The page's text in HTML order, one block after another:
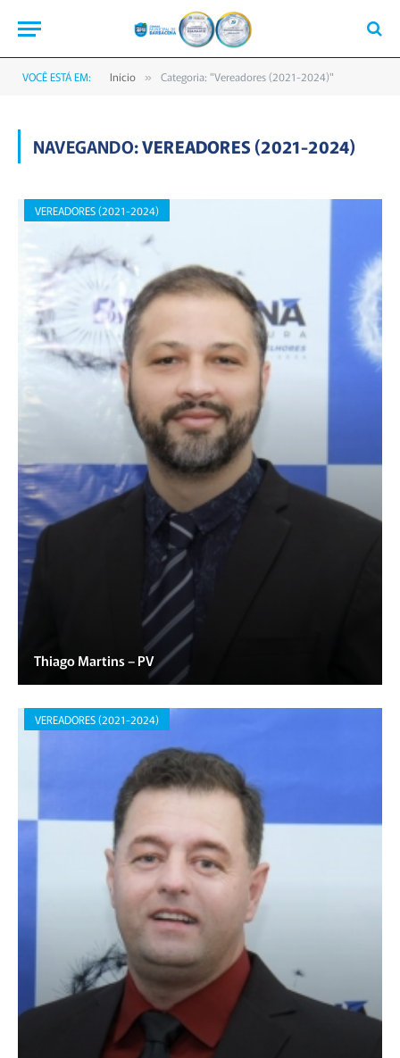
VOCÊ ESTÁ EM: Início » Categoria: "Vereadores (2021-2024)"
NAVEGANDO:VEREADORES (2021-2024)
VEREADORES (2021-2024)
Thiago Martins – PV
VEREADORES (2021-2024)